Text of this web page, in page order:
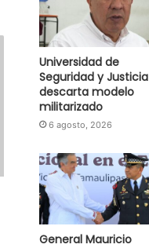
Universidad de
Seguridad y Justicia
descarta modelo
militarizado
6 agosto, 2026
General Mauricio